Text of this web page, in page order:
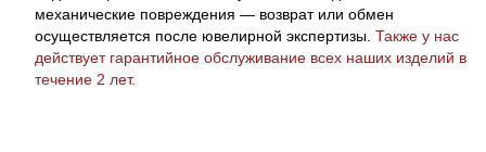
механические повреждения — возврат или обмен
осуществляется после ювелирной экспертизы. Также у нас
действует гарантийное обслуживание всех наших изделий в
течение 2 лет.